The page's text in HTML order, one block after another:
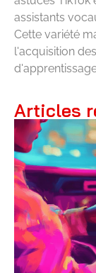
assistants
Cette variété
l'acquisition
Articles